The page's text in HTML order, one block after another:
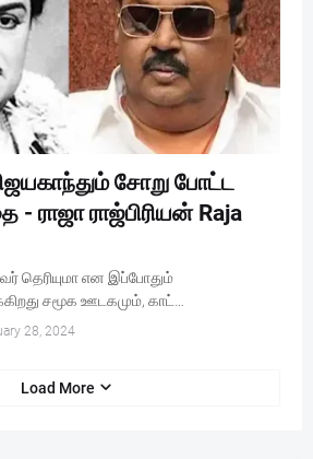
சோறு போட்ட
ராஜ்பிரியன் Raja
தெரியுமா என இப்போதும்
சமூக ஊடகமும், காட்…
28, 2024
Load More